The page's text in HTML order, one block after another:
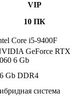
VIP
10 ПК
Core i5-9400F
GeForce RTX
6 Gb
Gb DDR4
система